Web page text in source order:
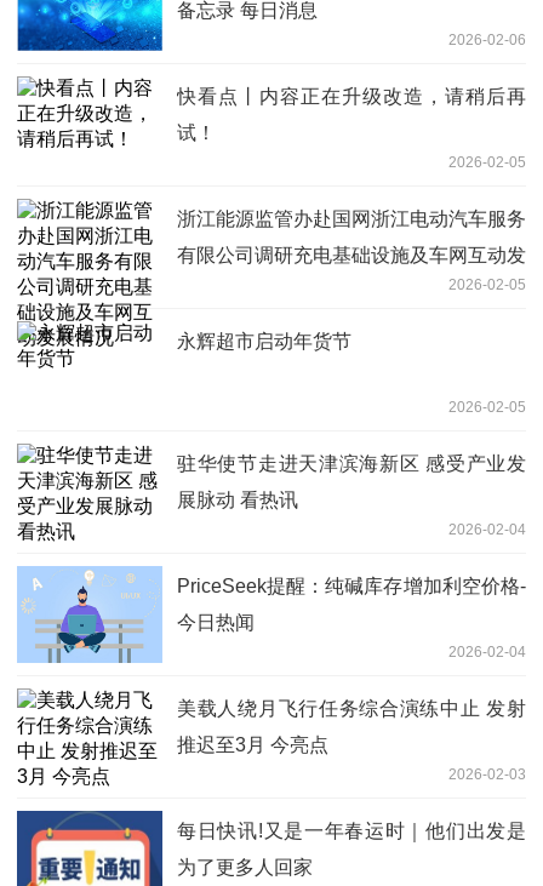
备忘录 每日消息
2026-02-06
快看点丨内容正在升级改造，请稍后再
试！
2026-02-05
浙江能源监管办赴国网浙江电动汽车服务
有限公司调研充电基础设施及车网互动发
2026-02-05
永辉超市启动年货节
2026-02-05
驻华使节走进天津滨海新区 感受产业发
展脉动 看热讯
2026-02-04
PriceSeek提醒：纯碱库存增加利空价格-
今日热闻
2026-02-04
美载人绕月飞行任务综合演练中止 发射
推迟至3月 今亮点
2026-02-03
每日快讯!又是一年春运时｜他们出发是
为了更多人回家